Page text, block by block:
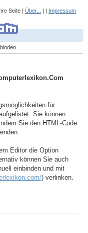
Seite | Über... | | Impressum
für
Sie können
Sie den HTML-Code
Editor die Option
können Sie auch
einbinden und mit
) verlinken.